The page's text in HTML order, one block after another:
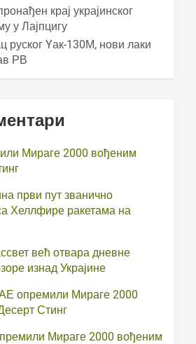
крај украјинског
у Лајпцигу
руског Yак-130М, нови лаки
РВ
Мираге 2000 вођеним
први пут званично
Хеллфире ракетама на
већ отвара дневне
изнад Украјине
опремили Мираге 2000
Стинг
Мираге 2000 вођеним